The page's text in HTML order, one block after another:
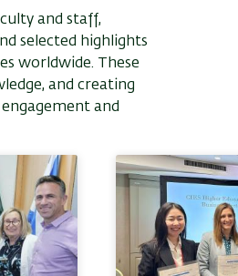
and staff,
selected highlights
worldwide. These
and creating
and